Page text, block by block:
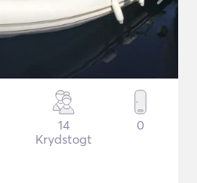
14
Krydstogt
0